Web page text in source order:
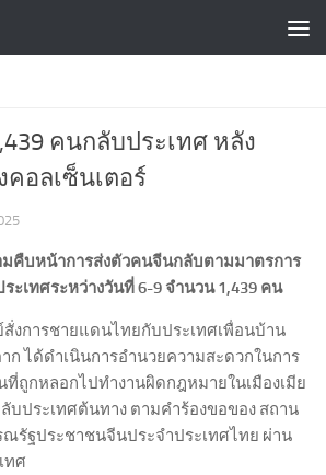
คนกลับประเทศ หลัง
อลเซ็นเตอร์
คืบหน้าการส่งตัวคนจีนกลับตามมาตรการ
ะเทศระหว่างวันที่ 6-9 จำนวน 1,439 คน
สั่งการชายแดนไทยกับประเทศเพื่อนบ้าน
ก ได้ดำเนินการอำนวยความสะดวกในการ
ถูกหลอกไปทำงานผิดกฎหมายในเมืองเมีย
บประเทศต้นทาง ตามคำร้องขอของ สถาน
ณรัฐประชาชนจีนประจำประเทศไทย ผ่าน
ทศ